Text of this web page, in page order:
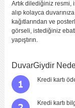
Artık dilediğiniz resmi,
alıp kolayca
kağıtlarından ve
görseli, istediğiniz
yapıştırın.
DuvarGiydir
Kredi kartı
Kredi kartı